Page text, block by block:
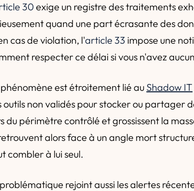
30 exige un registre des traitements
quand une part écrasante des
cas de violation, l'article 33 impose une
respecter ce délai si vous n'avez
est étroitement lié au Shadow IT
outils non validés pour stocker ou partager
du périmètre contrôlé et grossissent la
alors face à un angle mort
combler à lui seul.
rejoint aussi les alertes